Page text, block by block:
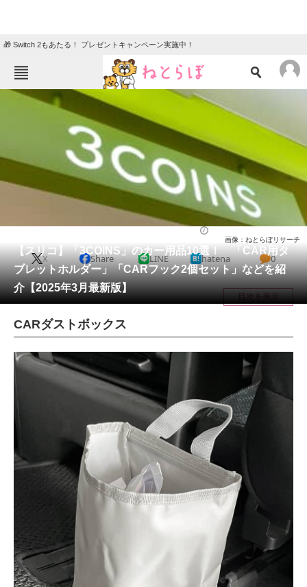
🎁 Switch 2もあたる！ プレゼントキャンペーン実施中！
ねとらぼメニュー
グルメ 地域
教育・育児
リサーチ
会員記事
メディア
注目記事を集めた総合ページ
ITの今と未来を見通す
スマホと通信の最新トレンド
進化するPCとデバイスの未来
好きが集まる 比べて選べる
ビジネスと働き方のヒント
AI活用のいまが分かる
企業ITのトレンドを詳説
経営リーダーのコミュニティ
マーケ×ITの今がよく分かる
【スリコ】「3COINS」のカー用品10選！ 「CAR用タ
ブレットホルダー」「CARフック2個セット」などを紹
介【2025年3月最新版】
画像：ねとらぼリサーチ
X Share LINE hatena 0
目次を表示
CARダストボックス